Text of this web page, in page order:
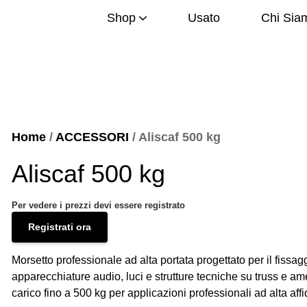
Shop Usato Chi
Home / ACCESSORI / Aliscaf 500 kg
Aliscaf 500 kg
Per vedere i prezzi devi essere registrato
Registrati ora
Morsetto professionale ad alta portata progettato per il
apparecchiature audio, luci e strutture tecniche su truss e
carico fino a 500 kg per applicazioni professionali ad alta